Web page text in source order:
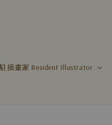
插畫家 Resident Illustrator